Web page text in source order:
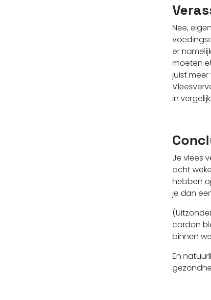
Nee,
er
moeten
juist
in
Je vlees
acht
hebben
je dan
cordon
binnen
En